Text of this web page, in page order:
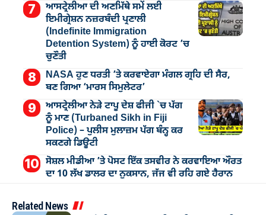
ਆਸਟ੍ਰੇਲੀਆ ਦੀ ਅਣਮਿੱਥੇ ਸਮੇਂ ਲਈ
ਇਮੀਗ੍ਰੇਸ਼ਨ ਨਜ਼ਰਬੰਦੀ ਪ੍ਰਣਾਲੀ
(Indefinite Immigration
Detention System) ਨੂੰ ਹਾਈ ਕੋਰਟ ’ਚ
ਚੁਣੌਤੀ
NASA ਹੁਣ ਧਰਤੀ ’ਤੇ ਕਰਵਾਏਗਾ ਮੰਗਲ ਗ੍ਰਹਿ ਦੀ ਸੈਰ,
ਬਣ ਗਿਆ ‘ਮਾਰਸ ਸਿਮੁਲੇਟਰ’
ਆਸਟ੍ਰੇਲੀਆ ਨੇੜੇ ਟਾਪੂ ਦੇਸ਼ ਫੀਜੀ `ਚ ਪੱਗ
ਨੂੰ ਮਾਣ (Turbaned Sikh in Fiji
Police) – ਪੁਲੀਸ ਮੁਲਾਜ਼ਮ ਪੱਗ ਬੰਨ੍ਹ ਕਰ
ਸਕਣਗੇ ਡਿਊਟੀ
ਸੋਸ਼ਲ ਮੀਡੀਆ ’ਤੇ ਪੋਸਟ ਇੱਕ ਤਸਵੀਰ ਨੇ ਕਰਵਾਇਆ ਔਰਤ
ਦਾ 10 ਲੱਖ ਡਾਲਰ ਦਾ ਨੁਕਸਾਨ, ਜੱਜ ਵੀ ਰਹਿ ਗਏ ਹੈਰਾਨ
Related News